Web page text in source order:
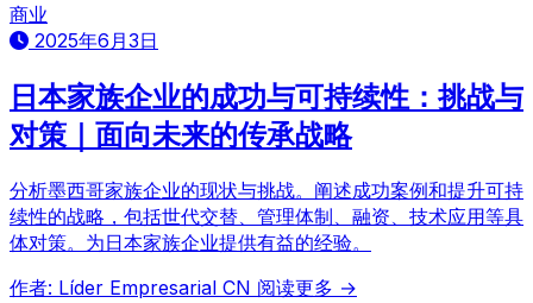
商业
2025年6月3日
日本家族企业的成功与可持续性：挑战与
对策｜面向未来的传承战略
分析墨西哥家族企业的现状与挑战。阐述成功案例和提升可持
续性的战略，包括世代交替、管理体制、融资、技术应用等具
体对策。为日本家族企业提供有益的经验。
作者: Líder Empresarial CN 阅读更多 →